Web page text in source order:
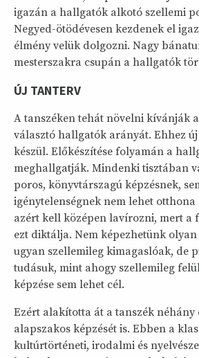
igazán a hallgatók alkotó szellemi
Negyed-ötödévesen kezdenek el
élmény velük dolgozni. Nagy
mesterszakra csupán a hallgatók
ÚJ TANTERV
A tanszéken tehát növelni kívánják
választó hallgatók arányát. Ehhez
készül. Előkészítése folyamán a
meghallgatják. Mindenki tisztában
poros, könyvtárszagú képzésnek,
igénytelenségnek nem lehet
azért kell középen lavírozni, mert a
ezt diktálja. Nem képezhetünk
ugyan szellemileg kimagaslóak, de
tudásuk, mint ahogy szellemileg
képzése sem lehet cél.
Ezért alakította át a tanszék néhány
alapszakos képzését is. Ebben a
kultúrtörténeti, irodalmi és